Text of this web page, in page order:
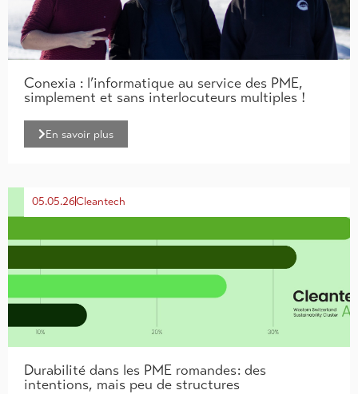
Conexia : l’informatique au service des PME,
simplement et sans interlocuteurs multiples !
En savoir plus
05.05.26Cleantech
Durabilité dans les PME romandes : des
intentions, mais peu de structures